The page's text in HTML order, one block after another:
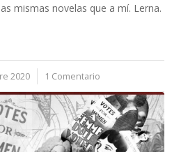
mismas novelas que a mí. Lerna.
2020 1 Comentario